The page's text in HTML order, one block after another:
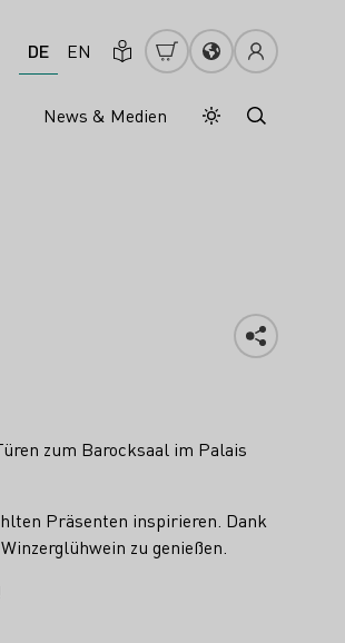
DE EN
News & Medien Tagesmodus
Nachtmodus
zum Barocksaal im Palais
Präsenten inspirieren. Dank
zu genießen.